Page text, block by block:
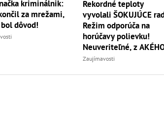
kriminálnik:
za mrežami,
bol dôvod!
Rekordné teploty
vyvolali ŠOKUJÚCE
Režim odporúča na
horúčavy polievku!
Neuveriteľné, z
zvierata
Zaujímavosti